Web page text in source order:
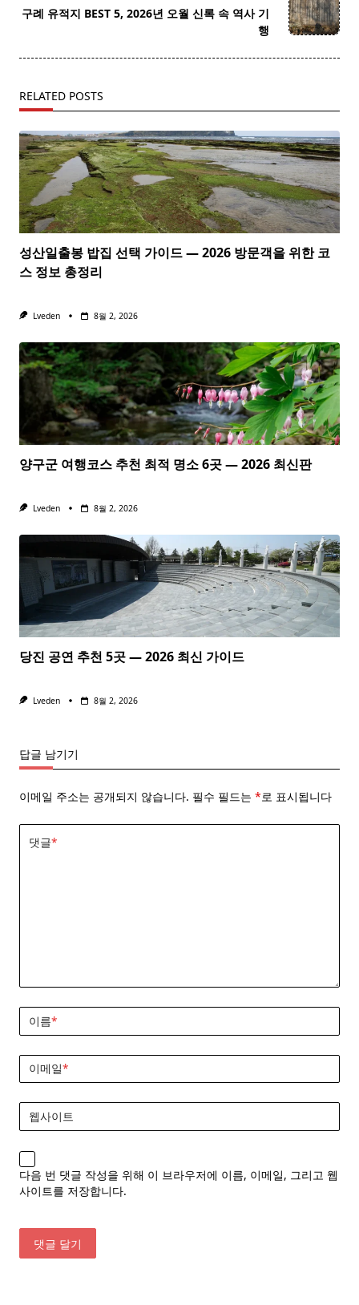
reader-
구례 유적지 BEST 5, 2026년 오월 신록 속 역사 기
행
RELATED POSTS
성산일출봉 밥집 선택 가이드 — 2026 방문객을 위한 코
스 정보 총정리
Lveden 8월 2, 2026
양구군 여행코스 추천 최적 명소 6곳 — 2026 최신판
Lveden 8월 2, 2026
당진 공연 추천 5곳 — 2026 최신 가이드
Lveden 8월 2, 2026
답글 남기기
이메일 주소는 공개되지 않습니다. 필수 필드는 *로 표시됩니다
댓글*
이름*
이메일*
웹사이트
다음 번 댓글 작성을 위해 이 브라우저에 이름, 이메일, 그리고 웹
사이트를 저장합니다.